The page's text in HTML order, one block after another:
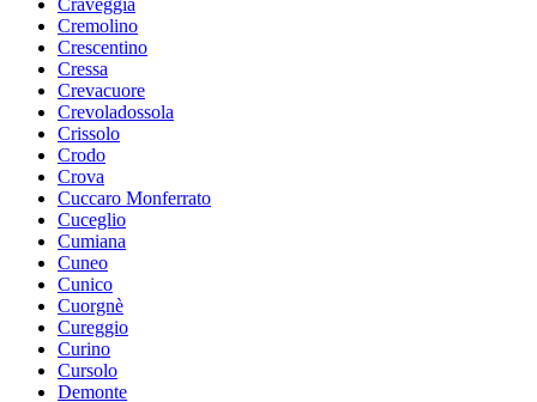
Cremolino
Crescentino
Cressa
Crevacuore
Crevoladossola
Crissolo
Crodo
Crova
Cuccaro Monferrato
Cuceglio
Cumiana
Cuneo
Cunico
Cuorgnè
Cureggio
Curino
Cursolo
Demonte